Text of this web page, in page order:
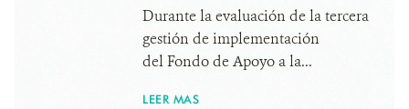
Durante la evaluación de la tercera
gestión de implementación
del Fondo de Apoyo a la...
LEER MAS